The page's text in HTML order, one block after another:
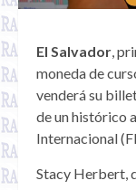
El Salvador,
moneda de
venderá su
de un histórico
Internacional
Stacy Herbert,